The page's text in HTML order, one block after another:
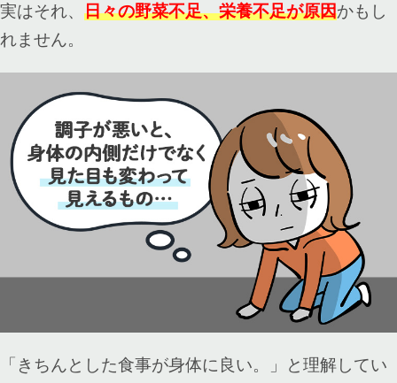
実はそれ、 日々の野菜不足、栄養不足が原因かもし
れません。
「きちんとした食事が身体に良い。」と理解してい